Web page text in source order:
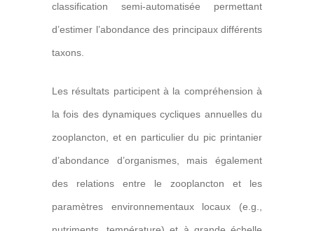
classification semi-automatisée permettant
d’estimer l’abondance des principaux différents
taxons.
Les résultats participent à la compréhension à
la fois des dynamiques cycliques annuelles du
zooplancton, et en particulier du pic printanier
d’abondance d’organismes, mais également
des relations entre le zooplancton et les
paramètres environnementaux locaux (e.g.,